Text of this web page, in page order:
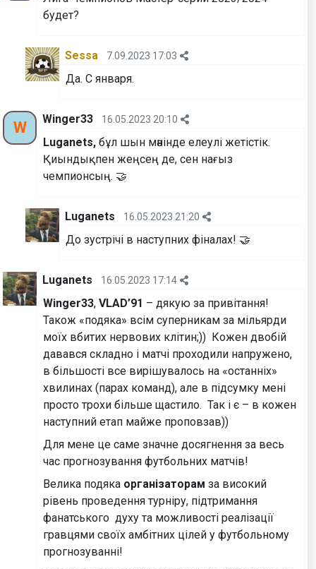
будет?
Sessa 7.09.2023 17:03
Да. С января.
W Winger33 16.05.2023 20:10
Luganets, бұл шын мәнінде елеулі жетістік.
Қиындықпен жеңсең де, сен нағыз
чемпионсың. 🤝
Luganets 16.05.2023 21:20
До зустрічі в наступних фіналах! 🤝
Luganets 16.05.2023 17:14
Winger33, VLAD’91 – дякую за привітання!
Також «подяка» всім суперникам за мільярди
моїх вбитих нервових клітин;)) Кожен двобій
давався складно і матчі проходили напружено,
в більшості все вирішувалось на «останніх»
хвилинах (парах команд), але в підсумку мені
просто трохи більше щастило. Так і є – в кожен
наступний етап майже проповзав))
Для мене це саме значне досягнення за весь
час прогнозування футбольних матчів!
Велика подяка організаторам за високий
рівень проведення турніру, підтримання
фанатського духу та можливості реалізації
гравцями своїх амбітних цілей у футбольному
прогнозуванні!